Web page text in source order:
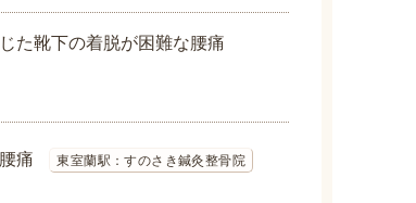
た靴下の着脱が困難な腰痛
痛 東室蘭駅：すのさき鍼灸整骨院